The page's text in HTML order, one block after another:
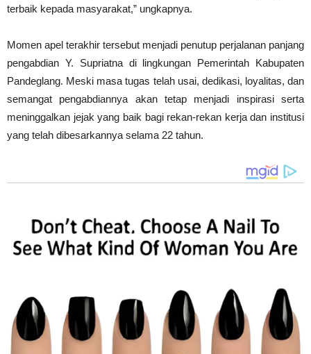
terbaik kepada masyarakat,” ungkapnya.
Momen apel terakhir tersebut menjadi penutup perjalanan panjang
pengabdian Y. Supriatna di lingkungan Pemerintah Kabupaten
Pandeglang. Meski masa tugas telah usai, dedikasi, loyalitas, dan
semangat pengabdiannya akan tetap menjadi inspirasi serta
meninggalkan jejak yang baik bagi rekan-rekan kerja dan institusi
yang telah dibesarkannya selama 22 tahun.